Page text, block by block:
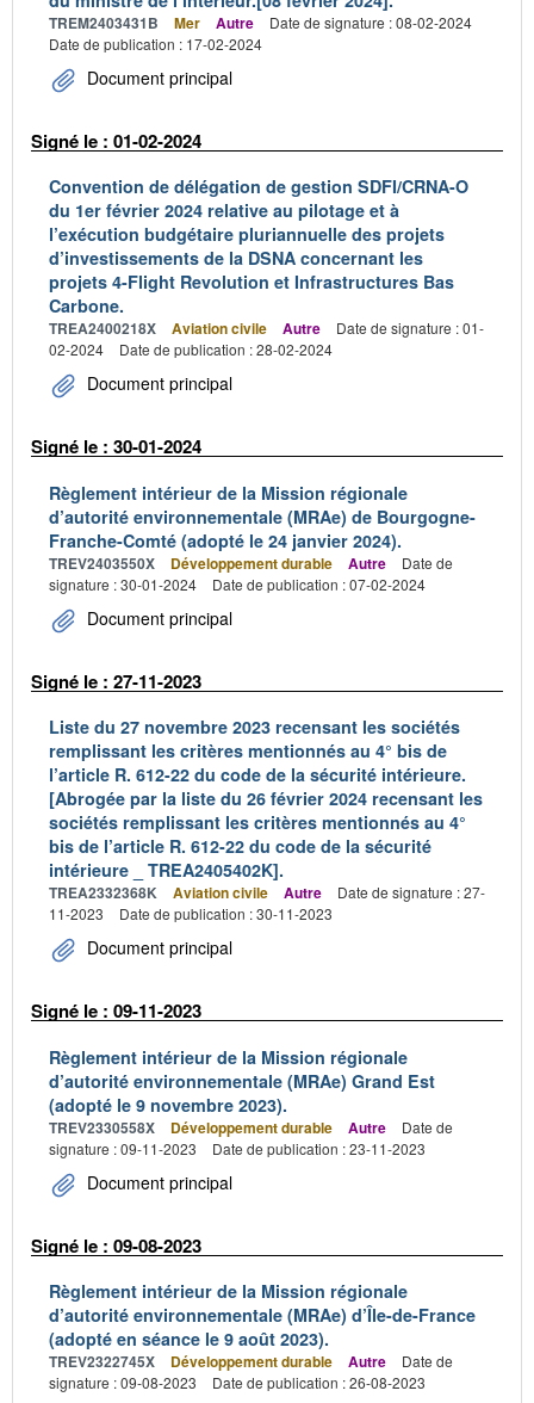
TREM2403431B Mer Autre
Date de signature : 08-02-2024
Date de publication : 17-02-2024
Document principal
Signé le : 01-02-2024
Convention de délégation de gestion SDFI/CRNA-O
du 1er février 2024 relative au pilotage et à
l’exécution budgétaire pluriannuelle des projets
d’investissements de la DSNA concernant les
projets 4-Flight Revolution et Infrastructures Bas
Carbone.
TREA2400218X Aviation civile Autre
Date de signature : 01-
02-2024
Date de publication : 28-02-2024
Document principal
Signé le : 30-01-2024
Règlement intérieur de la Mission régionale
d’autorité environnementale (MRAe) de Bourgogne-
Franche-Comté (adopté le 24 janvier 2024).
TREV2403550X Développement durable Autre
Date de
signature : 30-01-2024
Date de publication : 07-02-2024
Document principal
Signé le : 27-11-2023
Liste du 27 novembre 2023 recensant les sociétés
remplissant les critères mentionnés au 4° bis de
l’article R. 612-22 du code de la sécurité intérieure.
[Abrogée par la liste du 26 février 2024 recensant les
sociétés remplissant les critères mentionnés au 4°
bis de l’article R. 612-22 du code de la sécurité
intérieure _ TREA2405402K].
TREA2332368K Aviation civile Autre
Date de signature : 27-
11-2023
Date de publication : 30-11-2023
Document principal
Signé le : 09-11-2023
Règlement intérieur de la Mission régionale
d’autorité environnementale (MRAe) Grand Est
(adopté le 9 novembre 2023).
TREV2330558X Développement durable Autre
Date de
signature : 09-11-2023
Date de publication : 23-11-2023
Document principal
Signé le : 09-08-2023
Règlement intérieur de la Mission régionale
d’autorité environnementale (MRAe) d’Île-de-France
(adopté en séance le 9 août 2023).
TREV2322745X Développement durable Autre
Date de
signature : 09-08-2023
Date de publication : 26-08-2023